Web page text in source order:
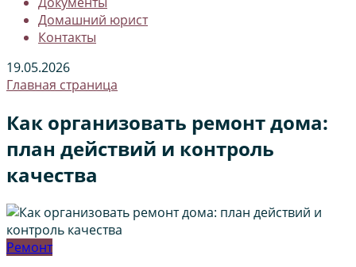
Домашний юрист
Контакты
19.05.2026
Главная страница
Как организовать ремонт дома:
план действий и контроль
качества
Ремонт